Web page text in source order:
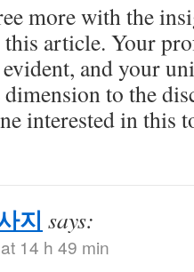
more with the
article. Your
and your
to the
interested in this
지 says:
14 h 49 min